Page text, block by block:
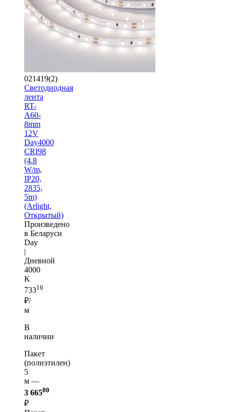
021419(2)
Светодиодная
лента
RT-
A60-
8mm
12V
Day4000
CRI98
(4.8
W/m,
IP20,
2835,
5m)
(Arlight,
Открытый)
Произведено
в Беларуси
Day
|
Дневной
4000
K
73316
₽/
м
В
наличии
Пакет
(полиэтилен)
5
м —
3 66580
₽